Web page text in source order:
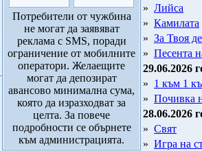
Потребители от чужбина
не могат да заявяват
реклама с SMS, поради
ограничение от мобилните
оператори. Желаещите
могат да депозират
авансово минимална сума,
която да изразходват за
целта. За повече
подробности се обърнете
към администрацията.
» Лийса
» Камилата
» За Твоя
» Песента
29.06.2026
» 1 към 1
» Почивка
28.06.2026
» Свят
» Игра на